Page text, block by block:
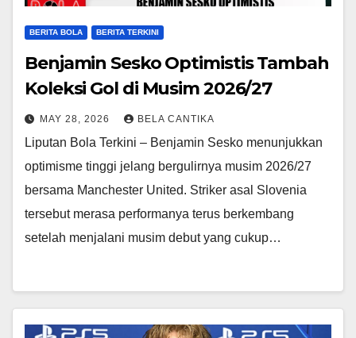
BERITA BOLA BERITA TERKINI
Benjamin Sesko Optimistis Tambah
Koleksi Gol di Musim 2026/27
MAY 28, 2026 BELA CANTIKA
Liputan Bola Terkini – Benjamin Sesko menunjukkan
optimisme tinggi jelang bergulirnya musim 2026/27
bersama Manchester United. Striker asal Slovenia
tersebut merasa performanya terus berkembang
setelah menjalani musim debut yang cukup…